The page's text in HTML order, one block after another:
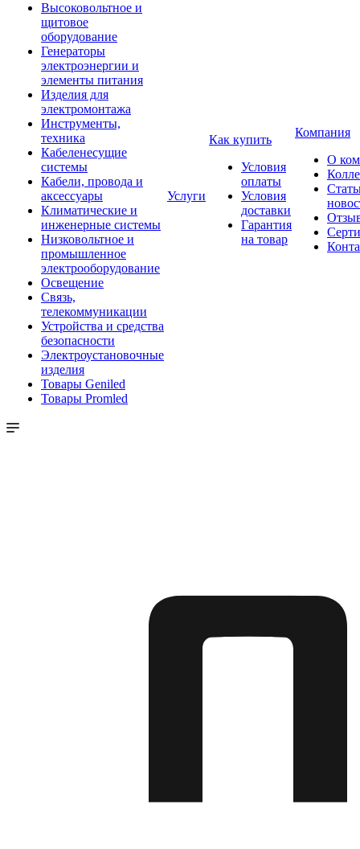
Высоковольтное и
щитовое
оборудование
Генераторы
электроэнергии и
элементы питания
Изделия для
электромонтажа
Инструменты,
техника
Кабеленесущие
системы
Кабели, провода и
аксессуары
Климатические и
инженерные системы
Низковольтное и
промышленное
электрооборудование
Освещение
Связь,
телекоммуникации
Устройства и средства
безопасности
Электроустановочные
изделия
Товары Geniled
Товары Promled
Услуги
Как купить
Условия
оплаты
Условия
доставки
Гарантия
на товар
Компания
О